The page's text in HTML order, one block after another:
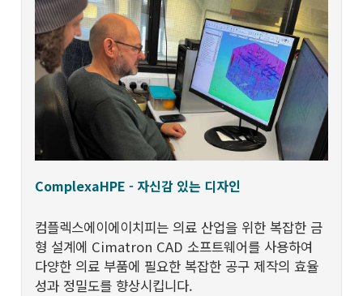
ComplexaHPE - 자신감 있는 디자인
컴플렉스에이에이치피는 의료 산업을 위한 복잡한 금
형 설계에 Cimatron CAD 소프트웨어를 사용하여
다양한 의료 부품에 필요한 복잡한 공구 제작의 효율
성과 정밀도를 향상시킵니다.